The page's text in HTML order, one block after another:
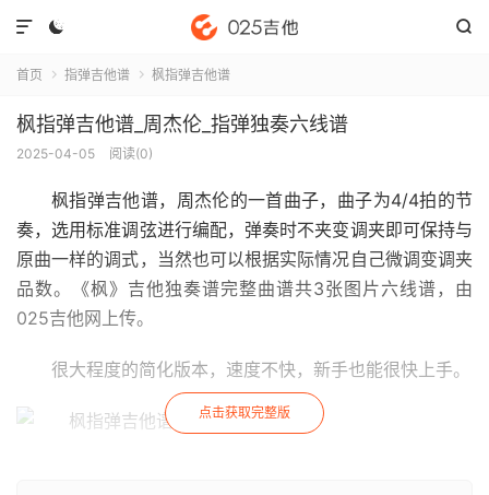
 

首页  指弹吉他谱  枫指弹吉他谱
枫指弹吉他谱_周杰伦_指弹独奏六线谱
2025-04-05 阅读(0)
枫指弹吉他谱，周杰伦的一首曲子，曲子为4/4拍的节
奏，选用标准调弦进行编配，弹奏时不夹变调夹即可保持与
原曲一样的调式，当然也可以根据实际情况自己微调变调夹
品数。《枫》吉他独奏谱完整曲谱共3张图片六线谱，由
025吉他网上传。
很大程度的简化版本，速度不快，新手也能很快上手。
点击获取完整版